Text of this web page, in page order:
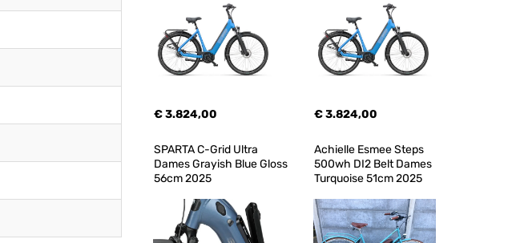
€ 3.824,00 € 3.824,00
SPARTA C-Grid Ultra
Dames Grayish Blue Gloss
56cm 2025
Achielle Esmee Steps
500wh DI2 Belt Dames
Turquoise 51cm 2025